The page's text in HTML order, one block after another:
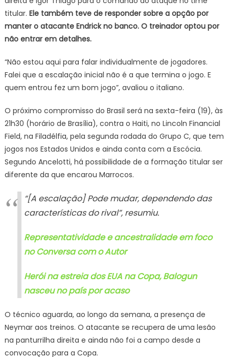
titular. Ele também teve de responder sobre a opção por
manter o atacante Endrick no banco. O treinador optou por
não entrar em detalhes.
“Não estou aqui para falar individualmente de jogadores.
Falei que a escalação inicial não é a que termina o jogo. E
quem entrou fez um bom jogo”, avaliou o italiano.
O próximo compromisso do Brasil será na sexta-feira (19), às
21h30 (horário de Brasília), contra o Haiti, no Lincoln Financial
Field, na Filadélfia, pela segunda rodada do Grupo C, que tem
jogos nos Estados Unidos e ainda conta com a Escócia.
Segundo Ancelotti, há possibilidade de a formação titular ser
diferente da que encarou Marrocos.
“[A escalação] Pode mudar, dependendo das
características do rival”, resumiu.
Representatividade e ancestralidade em foco
no Conversa com o Autor
Herói na estreia dos EUA na Copa, Balogun
nasceu no país por acaso
O técnico aguarda, ao longo da semana, a presença de
Neymar aos treinos. O atacante se recupera de uma lesão
na panturrilha direita e ainda não foi a campo desde a
convocação para a Copa.